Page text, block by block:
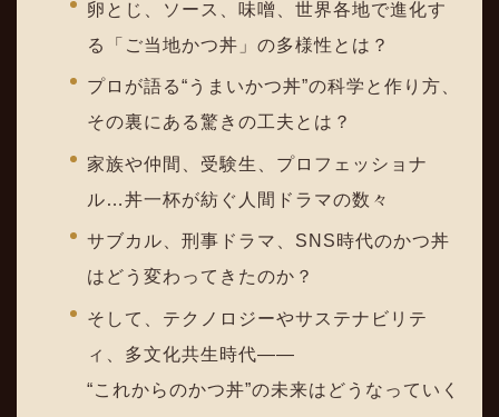
卵とじ、ソース、味噌、世界各地で進化す
る「ご当地かつ丼」の多様性とは？
プロが語る“うまいかつ丼”の科学と作り方、
その裏にある驚きの工夫とは？
家族や仲間、受験生、プロフェッショナ
ル…丼一杯が紡ぐ人間ドラマの数々
サブカル、刑事ドラマ、SNS時代のかつ丼
はどう変わってきたのか？
そして、テクノロジーやサステナビリテ
ィ、多文化共生時代――
“これからのかつ丼”の未来はどうなっていく